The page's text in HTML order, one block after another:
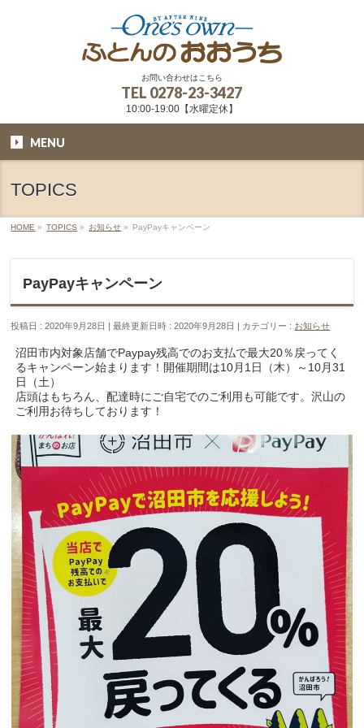
お問い合わせはこちら
TEL 0278-23-3427
10:00-19:00【水曜定休】
MENU
TOPICS
HOME » TOPICS » お知らせ » PayPayキャンペーン
PayPayキャンペーン
投稿日 : 2020年9月28日 最終更新日時 : 2020年9月28日 カテゴリー : お知らせ
沼田市内対象店舗でPaypay残高でのお支払で最大20％戻ってく
るキャンペーン始まります！開催期間は10月1日（木）～10月31
日（土）
店頭はもちろん、配達時にご自宅でのご利用も可能です。沢山の
ご利用お待ちしております！